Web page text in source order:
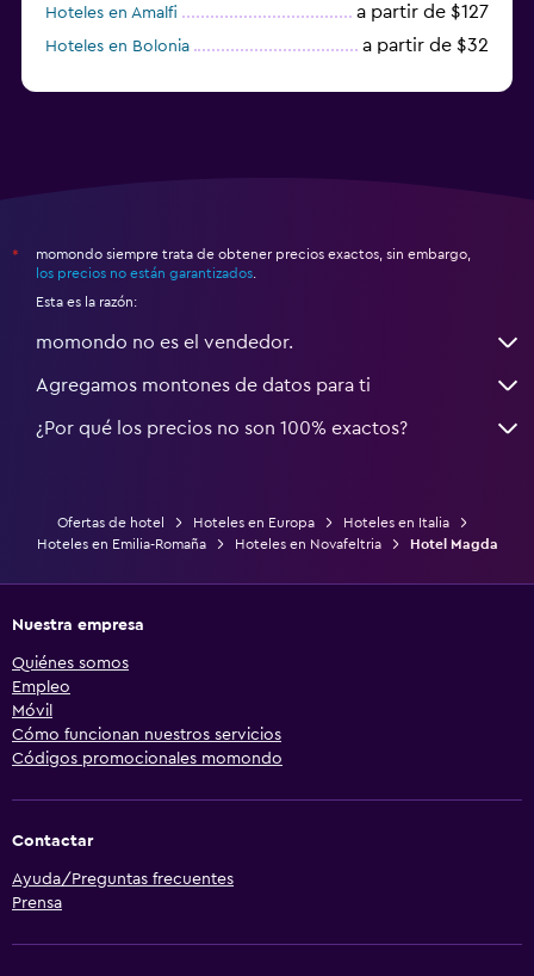
Hoteles en Amalfi a partir de $127
Hoteles en Bolonia a partir de $32
*
momondo siempre trata de obtener precios exactos, sin embargo,
los precios no están garantizados
Esta es la razón:
momondo no es el vendedor.
Agregamos montones de datos para ti
¿Por qué los precios no son 100% exactos?
Ofertas de hotel Hoteles en Europa
Hoteles en Italia
Hoteles en Emilia-Romaña
Hoteles en Novafeltria Hotel Magda
Nuestra empresa
Quiénes somos
Empleo
Móvil
Cómo funcionan nuestros servicios
Códigos promocionales momondo
Contactar
Ayuda/Preguntas frecuentes
Prensa